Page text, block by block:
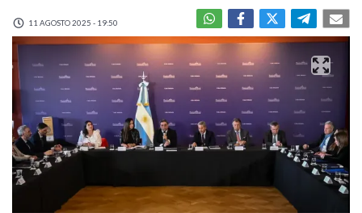
11 AGOSTO 2025 - 19:50